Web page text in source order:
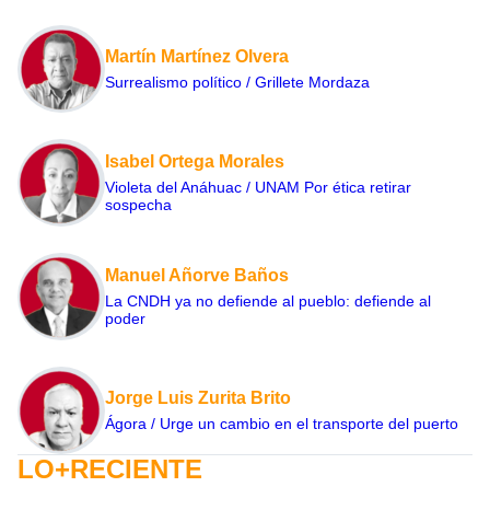
Martín Martínez Olvera
Surrealismo político / Grillete Mordaza
Isabel Ortega Morales
Violeta del Anáhuac / UNAM Por ética retirar
sospecha
Manuel Añorve Baños
La CNDH ya no defiende al pueblo: defiende al
poder
Jorge Luis Zurita Brito
Ágora / Urge un cambio en el transporte del puerto
LO+RECIENTE